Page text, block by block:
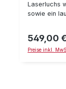
Laserluchs
sowie ein
Technische Daten:
Regulärer
549,00 €
Preise inkl.